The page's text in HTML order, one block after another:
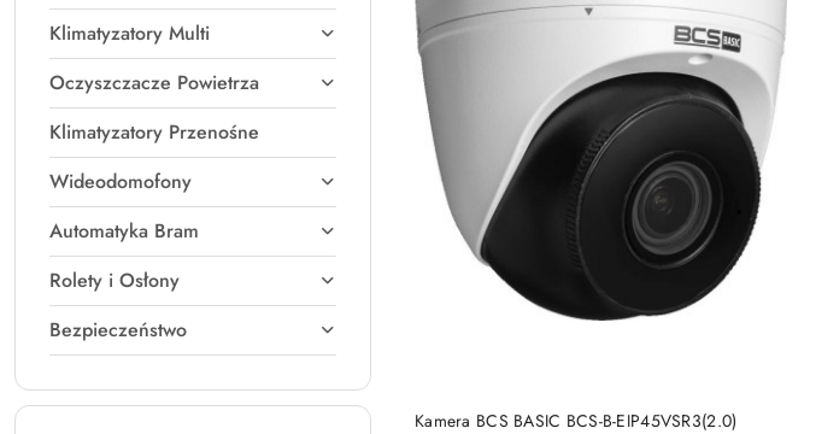
Klimatyzatory Multi
Oczyszczacze Powietrza
Klimatyzatory Przenośne
Wideodomofony
Automatyka Bram
Rolety i Osłony
Bezpieczeństwo
Kamera BCS BASIC BCS-B-EIP45VSR3(2.0)
DODAJ DO KOSZYKA